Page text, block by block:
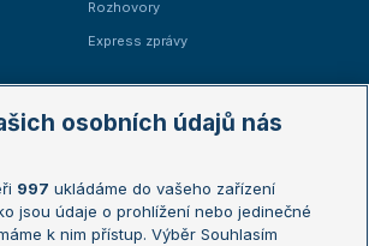
Rozhovory
Express zprávy
Australian Open
French Open
osobních údajů nás
997 ukládáme do vašeho zařízení
jsou údaje o prohlížení nebo jedinečné
k nim přístup. Výběr Souhlasím